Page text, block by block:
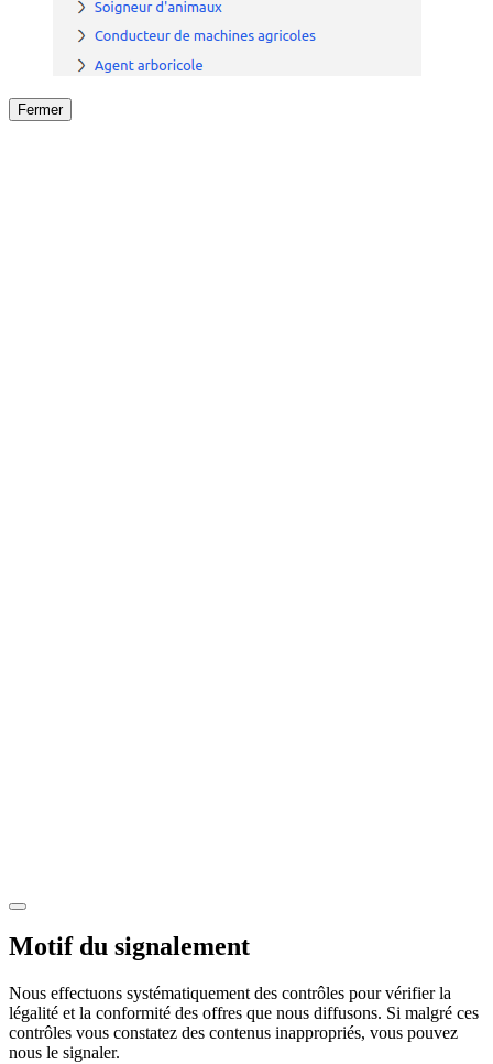
Fermer
Motif du signalement
Nous effectuons systématiquement des contrôles pour vérifier la
légalité et la conformité des offres que nous diffusons. Si malgré ces
contrôles vous constatez des contenus inappropriés, vous pouvez
nous le signaler.